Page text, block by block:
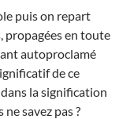
puis on repart
propagées en toute
autoproclamé
de ce
la signification
ne savez pas ?